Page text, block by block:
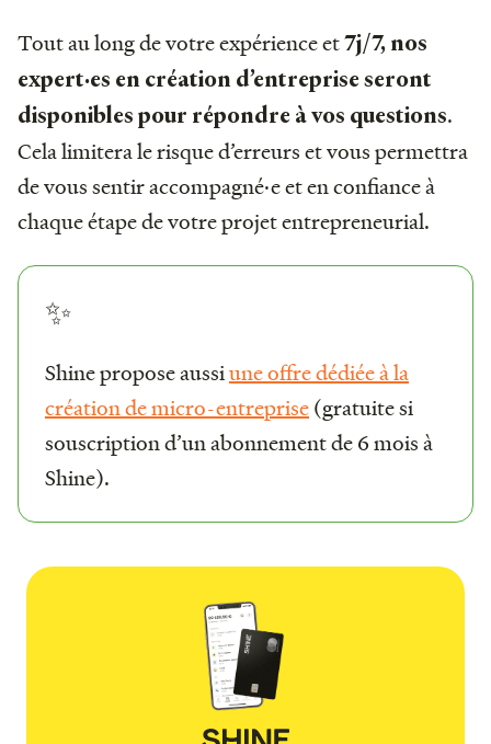
Tout au long de votre expérience et7j/7, nos
expert·es en création d’entreprise seront
disponibles pour répondre à vos questions.
Cela limitera le risque d’erreurs et vous permettra
de vous sentir accompagné·e et en confiance à
chaque étape de votre projet entrepreneurial.
✨
Shine propose aussiune offre dédiée à la
création de micro-entreprise(gratuite si
souscription d’un abonnement de 6 mois à
Shine).